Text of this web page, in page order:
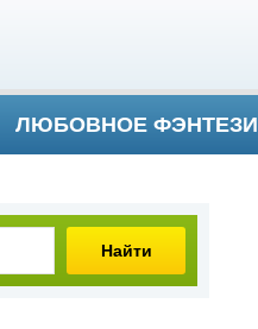
ЛЮБОВНОЕ ФЭНТЕЗИ
Найти